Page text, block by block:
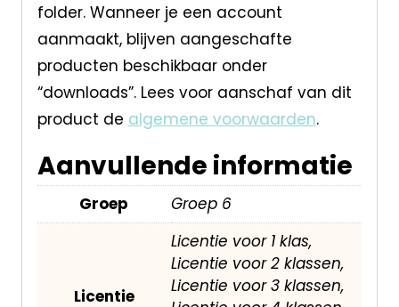
folder. Wanneer je een account
aanmaakt, blijven aangeschafte
producten beschikbaar onder
“downloads”. Lees voor aanschaf van dit
product de algemene voorwaarden.
Aanvullende informatie
Groep Groep 6
Licentie
Licentie voor 1 klas,
Licentie voor 2 klassen,
Licentie voor 3 klassen,